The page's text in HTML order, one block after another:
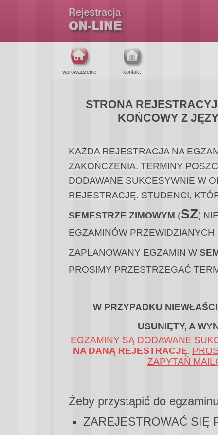
wprowadzenie kontakt
STRONA
KOŃCOWY Z
KAŻDA REJESTRACJA NA
ZAKOŃCZENIA. TERMINY
DODAWANE SUKCESYWNIE W
REJESTRACJĘ. STUDENCI,
SEMESTRZE ZIMOWYM (SZ)
EGZAMINÓW
ZAPLANOWANY EGZAMIN W
PROSIMY PRZESTRZEGAĆ
W PRZYPADKU
USUNIĘTY, A
EGZAMINY SĄ DODAWANE
NA DANĄ REJESTRACJĘ.
ZAPYTAŃ
Żeby przystąpić do
ZAREJESTROWAĆ SIĘ